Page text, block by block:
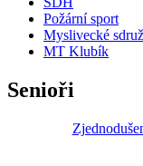
Požární sport
Myslivecké
MT Klubík
Senioři